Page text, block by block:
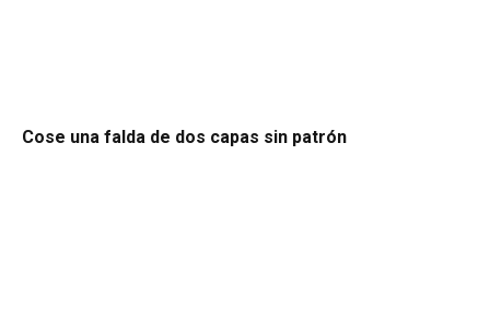
Cose una falda de dos capas sin patrón